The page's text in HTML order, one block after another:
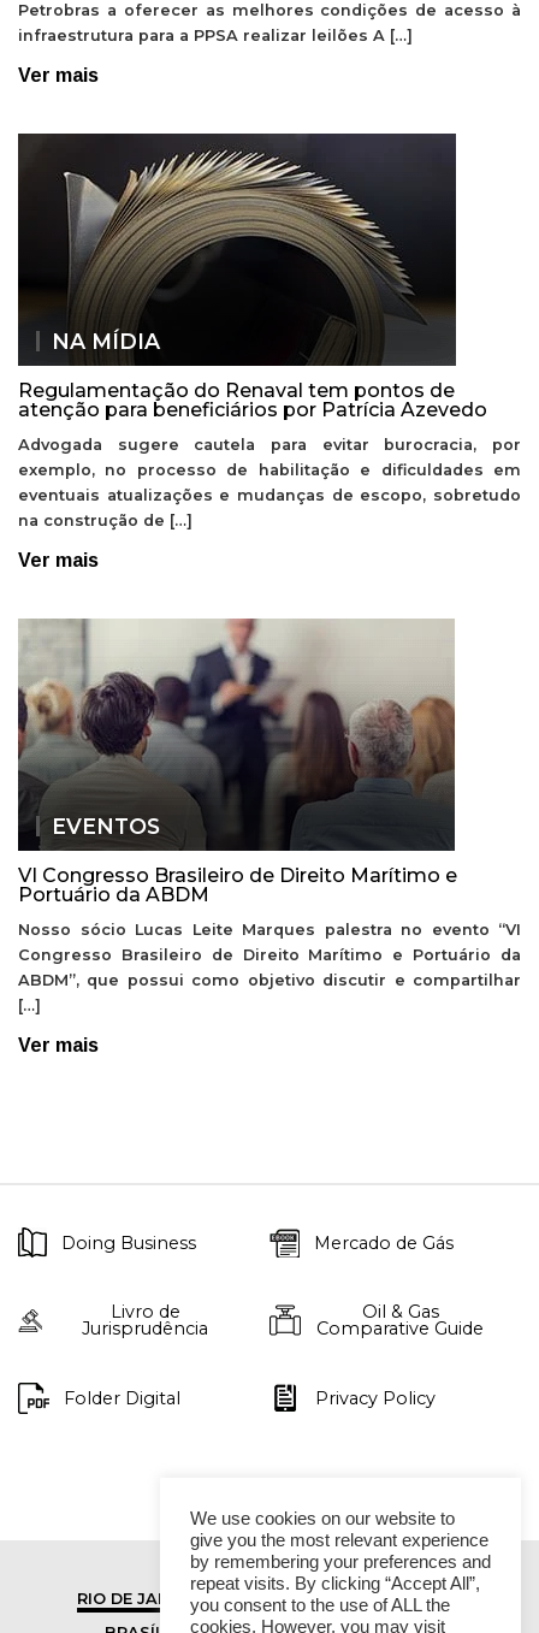
Petrobras a oferecer as melhores condições de acesso à
infraestrutura para a PPSA realizar leilões A […]
Ver mais
NA MÍDIA
Regulamentação do Renaval tem pontos de
atenção para beneficiários por Patrícia Azevedo
Advogada sugere cautela para evitar burocracia, por
exemplo, no processo de habilitação e dificuldades em
eventuais atualizações e mudanças de escopo, sobretudo
na construção de […]
Ver mais
EVENTOS
VI Congresso Brasileiro de Direito Marítimo e
Portuário da ABDM
Nosso sócio Lucas Leite Marques palestra no evento “VI
Congresso Brasileiro de Direito Marítimo e Portuário da
ABDM”, que possui como objetivo discutir e compartilhar
[…]
Ver mais
Doing Business Mercado de Gás
Livro de
Jurisprudência
Oil & Gas
Comparative Guide
Folder Digital Privacy Policy
RIO DE JANEIRO
SÃO PAULO
We use cookies on our website to
give you the most relevant experience
by remembering your preferences and
repeat visits. By clicking “Accept All”,
you consent to the use of ALL the
cookies. However, you may visit